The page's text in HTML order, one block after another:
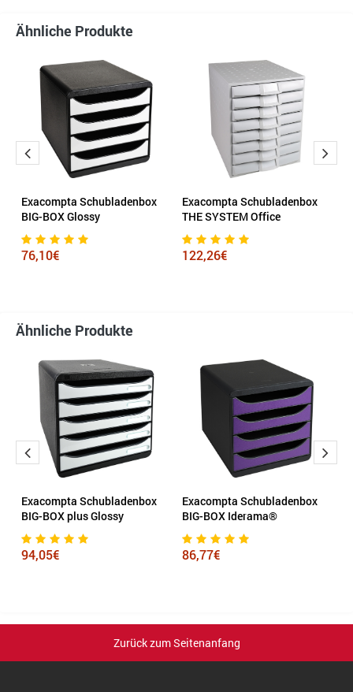
Ähnliche Produkte
Exacompta Schubladenbox
BIG-BOX Glossy
76,10€
Exacompta Schubladenbox
THE SYSTEM Office
122,26€
Ähnliche Produkte
Exacompta Schubladenbox
BIG-BOX plus Glossy
94,05€
Exacompta Schubladenbox
BIG-BOX Iderama®
86,77€
Zurück zum Seitenanfang